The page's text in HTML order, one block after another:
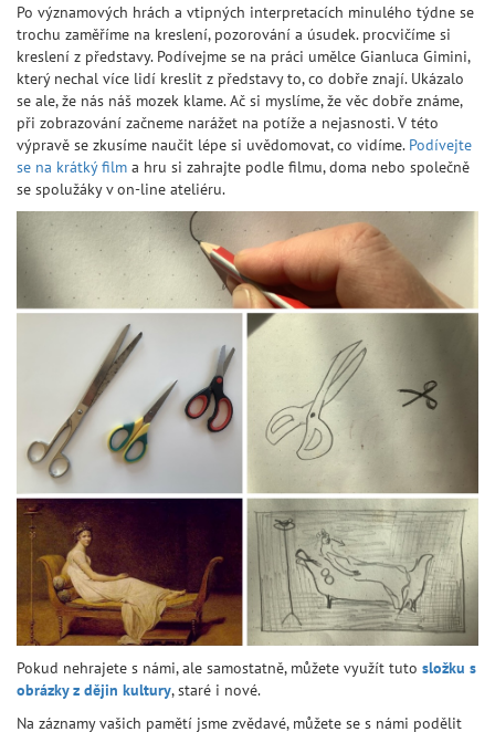
Po významových hrách a vtipných interpretacích minulého týdne se
trochu zaměříme na kreslení, pozorování a úsudek. procvičíme si
kreslení z představy. Podívejme se na práci umělce Gianluca Gimini,
který nechal více lidí kreslit z představy to, co dobře znají. Ukázalo
se ale, že nás náš mozek klame. Ač si myslíme, že věc dobře známe,
při zobrazování začneme narážet na potíže a nejasnosti. V této
výpravě se zkusíme naučit lépe si uvědomovat, co vidíme. Podívejte
se na krátký film a hru si zahrajte podle filmu, doma nebo společně
se spolužáky v on-line ateliéru.
Pokud nehrajete s námi, ale samostatně, můžete využít tuto složku s
obrázky z dějin kultury, staré i nové.
Na záznamy vašich pamětí jsme zvědavé, můžete se s námi podělit